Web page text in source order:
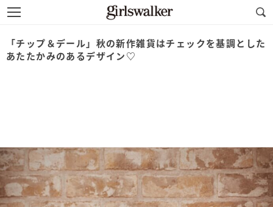
「チップ＆デール」秋の新作雑貨はチェックを基調とした
あたたかみのあるデザイン♡